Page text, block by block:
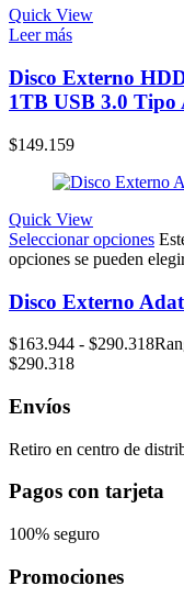
Quick View
Leer más
Disco Externo
1TB USB 3.0 Tipo
$149.159
Quick View
Seleccionar opciones
opciones se pueden
Disco Externo
$163.944 - $290.318
$290.318
Envíos
Retiro en centro de
Pagos con tarjeta
100% seguro
Promociones